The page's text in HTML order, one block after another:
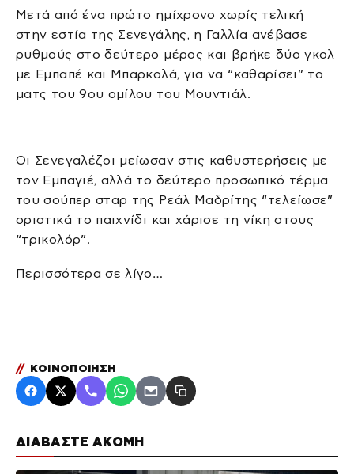
ΔΙΑΒΑΣΤΕ ΑΚΟΜΗ
Μετά από ένα πρώτο ημίχρονο χωρίς τελική
στην εστία της Σενεγάλης, η Γαλλία ανέβασε
ρυθμούς στο δεύτερο μέρος και βρήκε δύο γκολ
με Εμπαπέ και Μπαρκολά, για να “καθαρίσει” το
ματς του 9ου ομίλου του Μουντιάλ.
Οι Σενεγαλέζοι μείωσαν στις καθυστερήσεις με
τον Εμπαγιέ, αλλά το δεύτερο προσωπικό τέρμα
του σούπερ σταρ της Ρεάλ Μαδρίτης “τελείωσε”
οριστικά το παιχνίδι και χάρισε τη νίκη στους
“τρικολόρ”.
Περισσότερα σε λίγο…
// ΚΟΙΝΟΠΟΙΗΣΗ